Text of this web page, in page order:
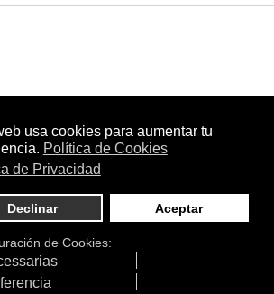
Otros productos de Beter